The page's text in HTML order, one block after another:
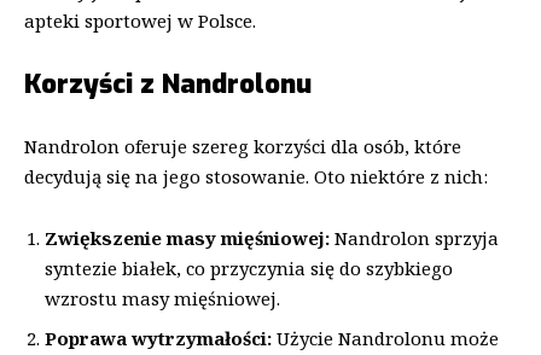
apteki sportowej w Polsce.
Korzyści z Nandrolonu
Nandrolon oferuje szereg korzyści dla osób, które
decydują się na jego stosowanie. Oto niektóre z nich:
Zwiększenie masy mięśniowej: Nandrolon sprzyja
syntezie białek, co przyczynia się do szybkiego
wzrostu masy mięśniowej.
Poprawa wytrzymałości: Użycie Nandrolonu może